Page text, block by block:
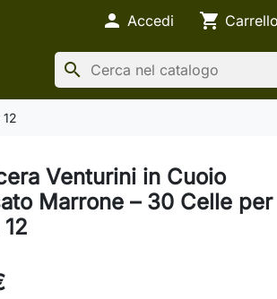
 Accedi shopping_cart Carrello
search
Venturini in Cuoio
Marrone – 30 Celle per